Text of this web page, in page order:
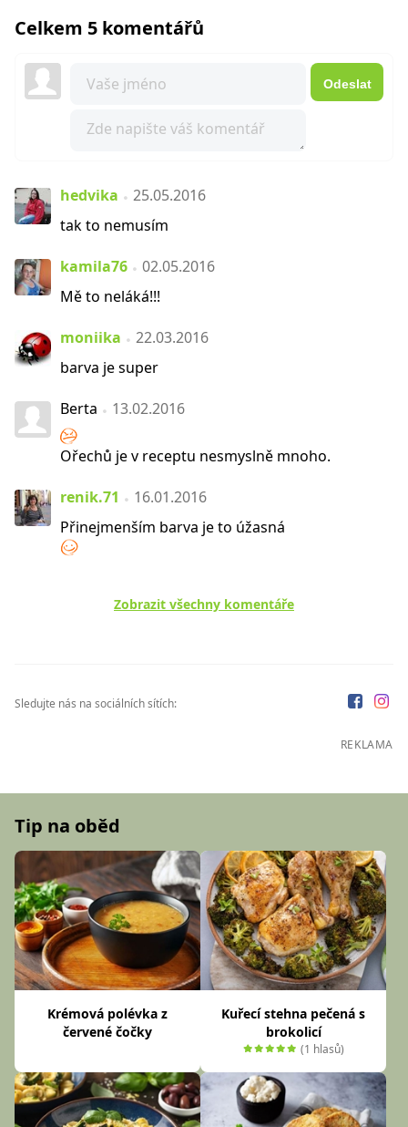
Celkem 5 komentářů
Odeslat
hedvika
25.05.2016
tak to nemusím
kamila76
02.05.2016
Mě to neláká!!!
moniika
22.03.2016
barva je super
Berta 13.02.2016
Ořechů je v receptu nesmyslně mnoho.
renik.71
16.01.2016
Přinejmenším barva je to úžasná
Zobrazit všechny komentáře
Sledujte nás na sociálních sítích:
REKLAMA
Tip na oběd
Krémová polévka z
červené čočky
Kuřecí stehna pečená s
brokolicí
(1 hlasů)